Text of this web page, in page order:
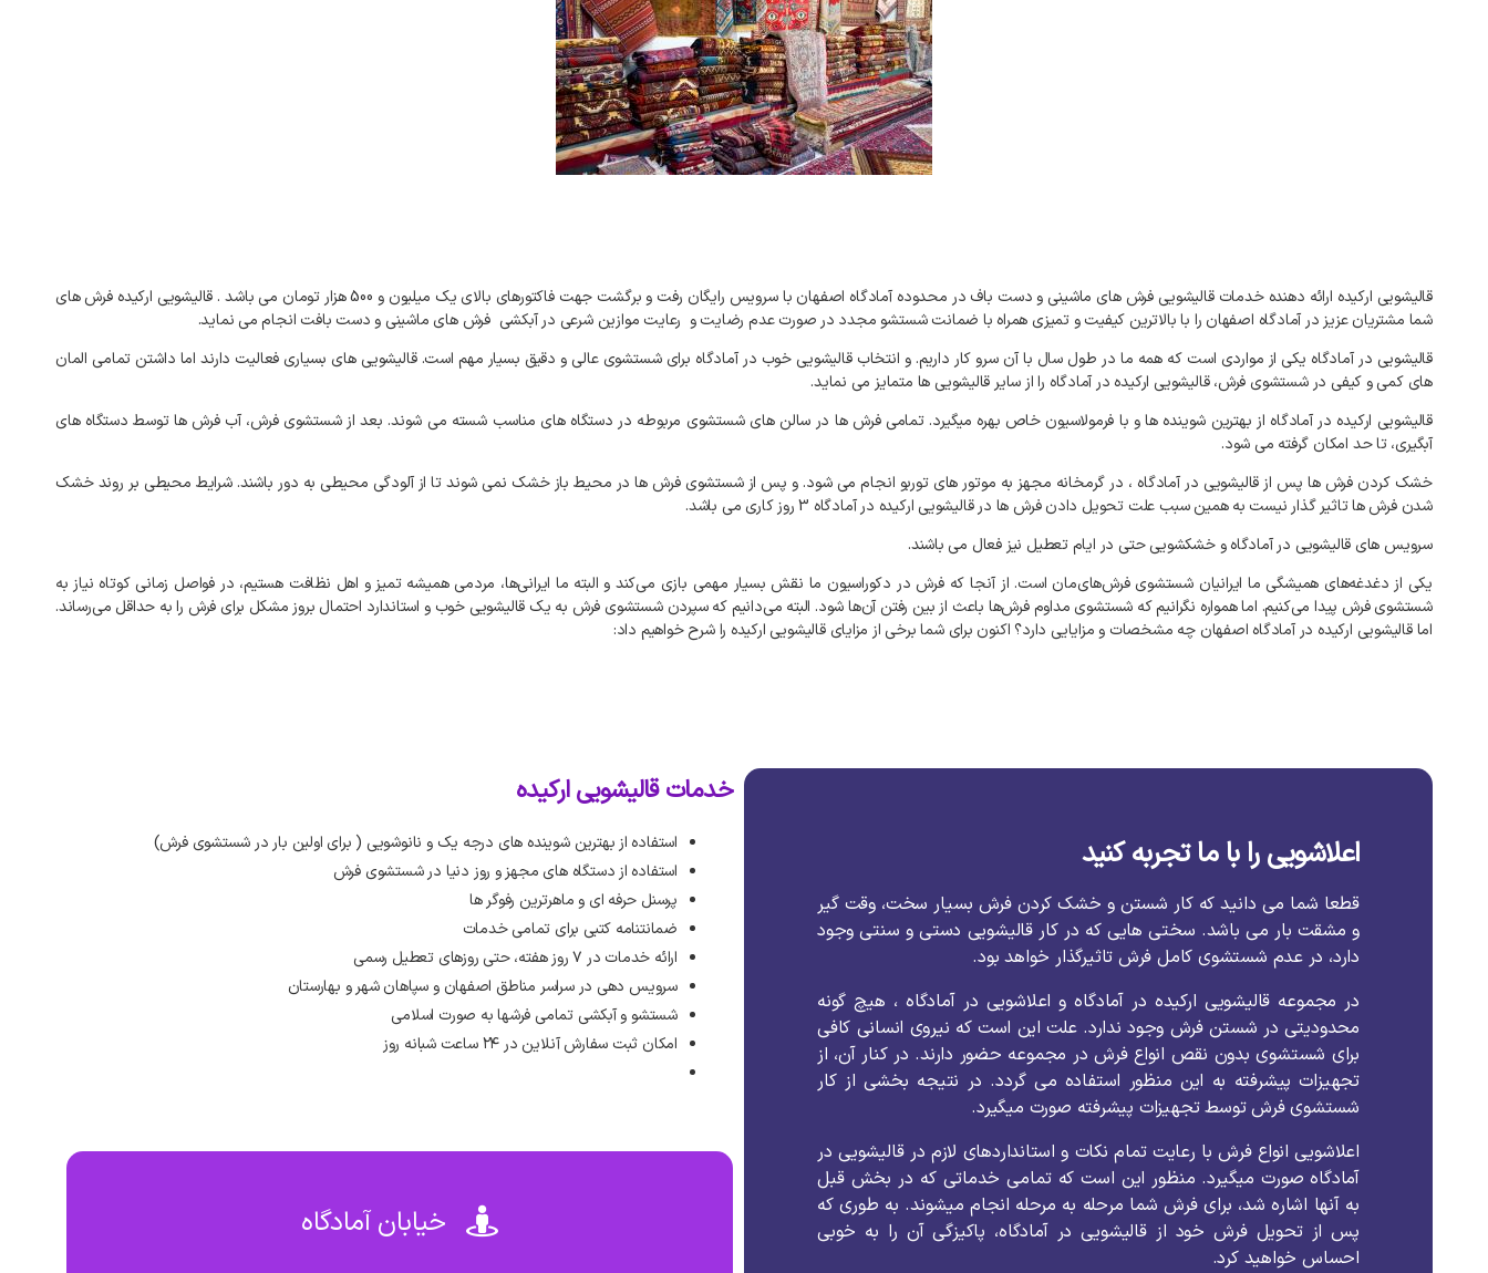
قالیشویی ارکیده ارائه دهنده خدمات قالیشویی فرش های ماشینی و دست باف در محدوده آمادگاه اصفهان با سرویس رایگان رفت و برگشت جهت فاکتورهای بالای یک میلیون و 500 هزار تومان می باشد . قالیشویی ارکیده فرش های
شما مشتریان عزیز در آمادگاه اصفهان را با بالاترین کیفیت و تمیزی همراه با ضمانت شستشو مجدد در صورت عدم رضایت و رعایت موازین شرعی در آبکشی فرش های ماشینی و دست بافت انجام می نماید.
قالیشویی در آمادگاه یکی از مواردی است که همه ما در طول سال با آن سرو کار داریم. و انتخاب قالیشویی خوب در آمادگاه برای شستشوی عالی و دقیق بسیار مهم است. قالیشویی های بسیاری فعالیت دارند اما داشتن تمامی المان
های کمی و کیفی در شستشوی فرش، قالیشویی ارکیده در آمادگاه را از سایر قالیشویی ها متمایز می نماید.
قالیشویی ارکیده در آمادگاه از بهترین شوینده ها و با فرمولاسیون خاص بهره میگیرد. تمامی فرش ها در سالن های شستشوی مربوطه در دستگاه های مناسب شسته می شوند. بعد از شستشوی فرش، آب فرش ها توسط دستگاه های
آبگیری، تا حد امکان گرفته می شود.
خشک کردن فرش ها پس از قالیشویی در آمادگاه ، در گرمخانه مجهز به موتور های توربو انجام می شود. و پس از شستشوی فرش ها در محیط باز خشک نمی شوند تا از آلودگی محیطی به دور باشند. شرایط محیطی بر روند خشک
شدن فرش ها تاثیر گذار نیست به همین سبب علت تحویل دادن فرش ها در قالیشویی ارکیده در آمادگاه 3 روز کاری می باشد.
سرویس های قالیشویی در آمادگاه و خشکشویی حتی در ایام تعطیل نیز فعال می باشند.
یکی از دغدغه‌های همیشگی ما ایرانیان شستشوی فرش‌های‌مان است. از آنجا که فرش در دکوراسیون ما نقش بسیار مهمی بازی می‌کند و البته ما ایرانی‌ها، مردمی همیشه تمیز و اهل نظافت هستیم، در فواصل زمانی کوتاه نیاز به
شستشوی فرش پیدا می‌کنیم. اما همواره نگرانیم که شستشوی مداوم فرش‌ها باعث از بین رفتن آن‌ها شود. البته می‌دانیم که سپردن شستشوی فرش به یک قالیشویی خوب و استاندارد احتمال بروز مشکل برای فرش را به‌ حداقل می‌رساند.
اما قالیشویی ارکیده در آمادگاه اصفهان چه مشخصات و مزایایی دارد؟ اکنون برای شما برخی از مزایای قالیشویی ارکیده را شرح خواهیم داد:
اعلاشویی را با ما تجربه کنید
قطعا شما می دانید که کار شستن و خشک کردن فرش بسیار سخت، وقت گیر
و مشقت بار می باشد. سختی هایی که در کار قالیشویی دستی و سنتی وجود
دارد، در عدم شستشوی کامل فرش تاثیرگذار خواهد بود.
در مجموعه قالیشویی ارکیده در آمادگاه و اعلاشویی در آمادگاه ، هیچ گونه
محدودیتی در شستن فرش وجود ندارد. علت این است که نیروی انسانی کافی
برای شستشوی بدون نقص انواع فرش در مجموعه حضور دارند. در کنار آن، از
تجهیزات پیشرفته به این منظور استفاده می گردد. در نتیجه بخشی از کار
شستشوی فرش توسط تجهیزات پیشرفته صورت میگیرد.
اعلاشویی انواع فرش با رعایت تمام نکات و استانداردهای لازم در قالیشویی در
آمادگاه صورت میگیرد. منظور این است که تمامی خدماتی که در بخش قبل
به آنها اشاره شد، برای فرش شما مرحله به مرحله انجام میشوند. به طوری که
پس از تحویل فرش خود از قالیشویی در آمادگاه، پاکیزگی آن را به خوبی
احساس خواهید کرد.
خدمات قالیشویی ارکیده
استفاده از بهترین شوینده های درجه یک و نانوشویی ( برای اولین بار در شستشوی فرش)
استفاده از دستگاه های مجهز و روز دنیا در شستشوی فرش
پرسنل حرفه ای و ماهرترین رفوگر ها
ضمانتنامه کتبی برای تمامی خدمات
ارائه خدمات در ۷ روز هفته، حتی روزهای تعطیل رسمی
سرویس دهی در سراسر مناطق اصفهان و سپاهان شهر و بهارستان
شستشو و آبکشی تمامی فرشها به صورت اسلامی
امکان ثبت سفارش آنلاین در ۲۴ ساعت شبانه روز
خیابان آمادگاه